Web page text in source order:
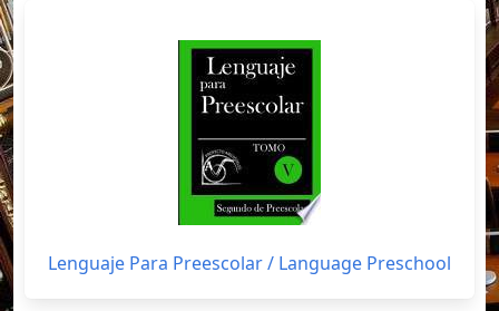
Lenguaje Para Preescolar / Language Preschool